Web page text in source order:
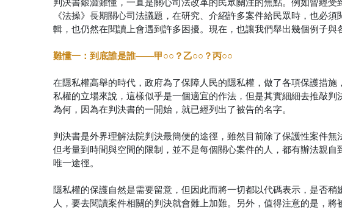
判決書艱澀難懂，一直是關心司法改革的民眾關注的焦點。例如曾經受
《法操》長期關心司法議題，在研究、介紹許多案件給民眾時，也必
輯，也仍然在閱讀上會遇到許多困擾。現在，也讓我們舉出幾個例子與
難懂一：到底誰是誰——甲○○？乙○○？丙○○
在隱私權高舉的時代，政府為了保障人民的隱私權，做了各項保護措
私權的立場來說，這樣似乎是一個適宜的作法，但是其實細細去推敲
為何，因為在判決書的一開始，就已經列出了被告的名字。
判決書是外界理解法院判決最簡便的途徑，雖然目前除了保護性案件
但考量到時間與空間的限制，並不是每個關心案件的人，都有辦法親
唯一途徑。
隱私權的保護自然是需要留意，但因此而將一切都以代碼表示，是否
人，要去閱讀案件相關的判決就會難上加難。另外，值得注意的是，